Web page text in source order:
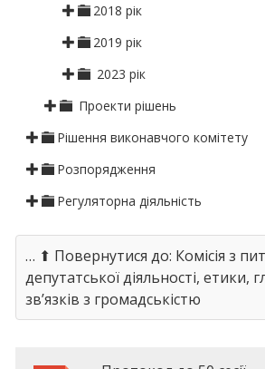
2018 рік
2019 рік
2023 рік
Проекти рішень
Рішення виконавчого комітету
Розпорядження
Регуляторна діяльність
… ⬆ Повернутися до: Комісія з
депутатської діяльності, етики,
зв’язків з громадськістю